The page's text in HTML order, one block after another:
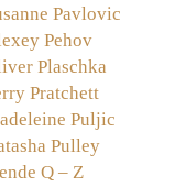
Pavlovic
Pehov
Plaschka
Pratchett
Puljic
Pulley
Q – Z